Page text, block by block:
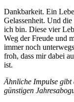
Dankbarkeit. Ein
Gelassenheit. Und
ich bin. Diese vier
Weg der Freude und
immer noch
froh, dass mir dabei
ist.
Ähnliche Impulse gibt
günstigen